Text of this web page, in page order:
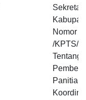
Nomor
/KPTS/
Tentang
Panitia